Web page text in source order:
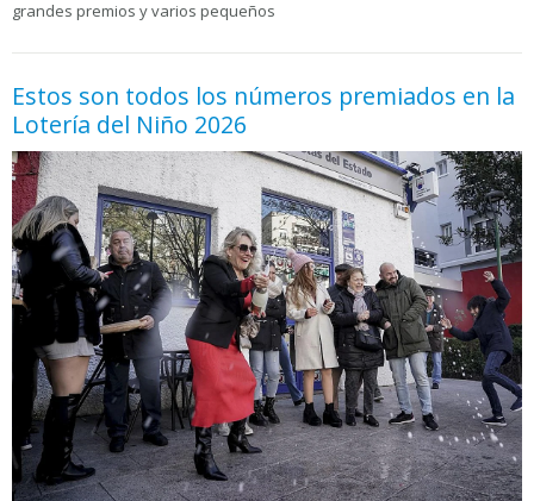
grandes premios y varios pequeños
Estos son todos los números premiados en la
Lotería del Niño 2026